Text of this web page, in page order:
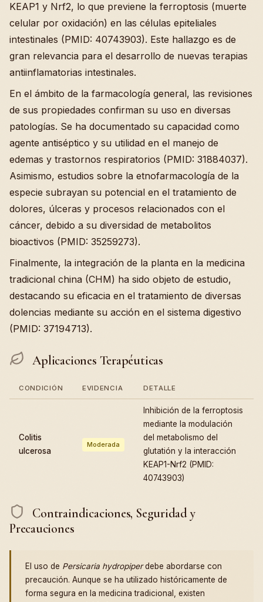
KEAP1 y Nrf2, lo que previene la ferroptosis (muerte
celular por oxidación) en las células epiteliales
intestinales (PMID: 40743903). Este hallazgo es de
gran relevancia para el desarrollo de nuevas terapias
antiinflamatorias intestinales.
En el ámbito de la farmacología general, las revisiones
de sus propiedades confirman su uso en diversas
patologías. Se ha documentado su capacidad como
agente antiséptico y su utilidad en el manejo de
edemas y trastornos respiratorios (PMID: 31884037).
Asimismo, estudios sobre la etnofarmacología de la
especie subrayan su potencial en el tratamiento de
dolores, úlceras y procesos relacionados con el
cáncer, debido a su diversidad de metabolitos
bioactivos (PMID: 35259273).
Finalmente, la integración de la planta en la medicina
tradicional china (CHM) ha sido objeto de estudio,
destacando su eficacia en el tratamiento de diversas
dolencias mediante su acción en el sistema digestivo
(PMID: 37194713).
Aplicaciones Terapéuticas
CONDICIÓN EVIDENCIA DETALLE
Colitis
ulcerosa
Moderada
Inhibición de la ferroptosis
mediante la modulación
del metabolismo del
glutatión y la interacción
KEAP1-Nrf2 (PMID:
40743903)
Contraindicaciones, Seguridad y
Precauciones
El uso de Persicaria hydropiperdebe abordarse con
precaución. Aunque se ha utilizado históricamente de
forma segura en la medicina tradicional, existen